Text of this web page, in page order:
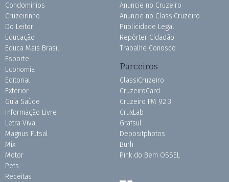
Condomínios
Cruzeirinho
Do Leitor
Educação
Educa Mais Brasil
Esporte
Economia
Editorial
Exterior
Guia Saúde
Informação Livre
Letra Viva
Magnus Futsal
Mix
Motor
Pets
Receitas
Anuncie no Cruzeiro
Anuncie no ClassiCruzeiro
Publicidade Legal
Repórter Cidadão
Trabalhe Conosco
Parceiros
ClassiCruzeiro
CruzeiroCard
Cruzeiro FM 92.3
CruxLab
Grafsul
Depositphotos
Burh
Pink do Bem OSSEL